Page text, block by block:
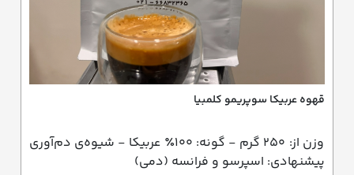
قهوه عربیکا سوپریمو کلمبیا
وزن از: ۲۵۰ گرم - گونه: ۱۰۰٪ عربیکا - شیوه‌ی دم‌آوری
پیشنهادی: اسپرسو و فرانسه (دمی)